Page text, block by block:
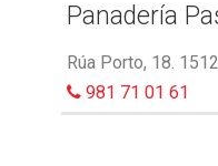
Panadería
Rúa Porto, 18.
981 71 01 61